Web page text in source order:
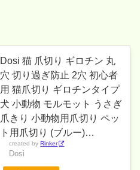
Dosi 猫 爪切り ギロチン 丸
穴 切り過ぎ防止 2穴 初心者
用 猫爪切り ギロチンタイプ
犬 小動物 モルモット うさぎ
爪きり 小動物用爪切り ペッ
ト用爪切り (ブルー)…
created byRinker
Dosi